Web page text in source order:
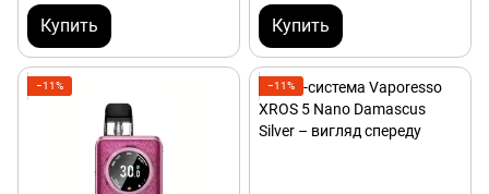
Купить Купить
−11% −11%